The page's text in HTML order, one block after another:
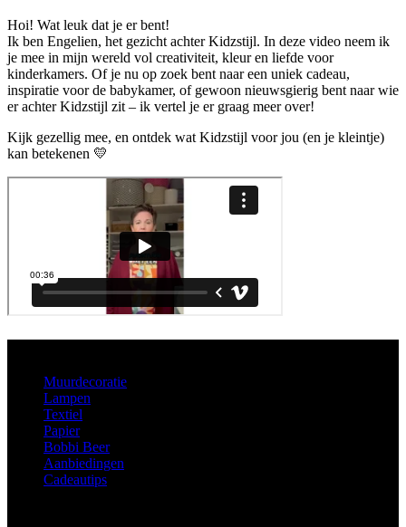
Hoi! Wat leuk dat je er bent!
Ik ben Engelien, het gezicht achter Kidzstijl. In deze video neem ik
je mee in mijn wereld vol creativiteit, kleur en liefde voor
kinderkamers. Of je nu op zoek bent naar een uniek cadeau,
inspiratie voor de babykamer, of gewoon nieuwsgierig bent naar wie
er achter Kidzstijl zit – ik vertel je er graag meer over!
Kijk gezellig mee, en ontdek wat Kidzstijl voor jou (en je kleintje)
kan betekenen 💛
Muurdecoratie
Lampen
Textiel
Papier
Bobbi Beer
Aanbiedingen
Cadeautips